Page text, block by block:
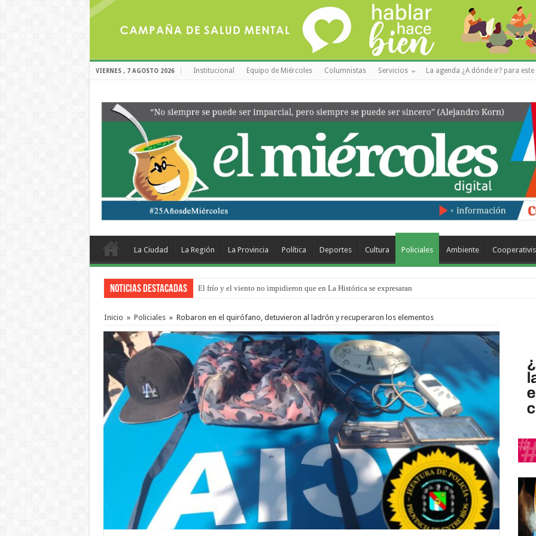
VIERNES , 7 AGOSTO 2026 Institucional Equipo de Miércoles Columnistas Servicios La agenda ¿A dónde ir? para este
La Ciudad La Región La Provincia Política Deportes Cultura Policiales Ambiente
Noticias Destacadas El frío y el viento no impidieron que en La Histórica se expresaran
OSER: Frigerio aseguró que mejoraron el servicio, redujeron el déficit en un 30% y anunció un
Inicio » Policiales » Robaron en el quirófano, detuvieron al ladrón y recuperaron los elementos